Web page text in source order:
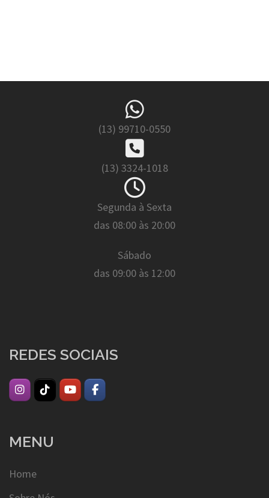
(13) 99710-0550
(13) 3324-1018
Segunda à Sexta
das 08:00 às 20:00
Sábado
das 09:00 às 12:00
REDES SOCIAIS
MENU
Home